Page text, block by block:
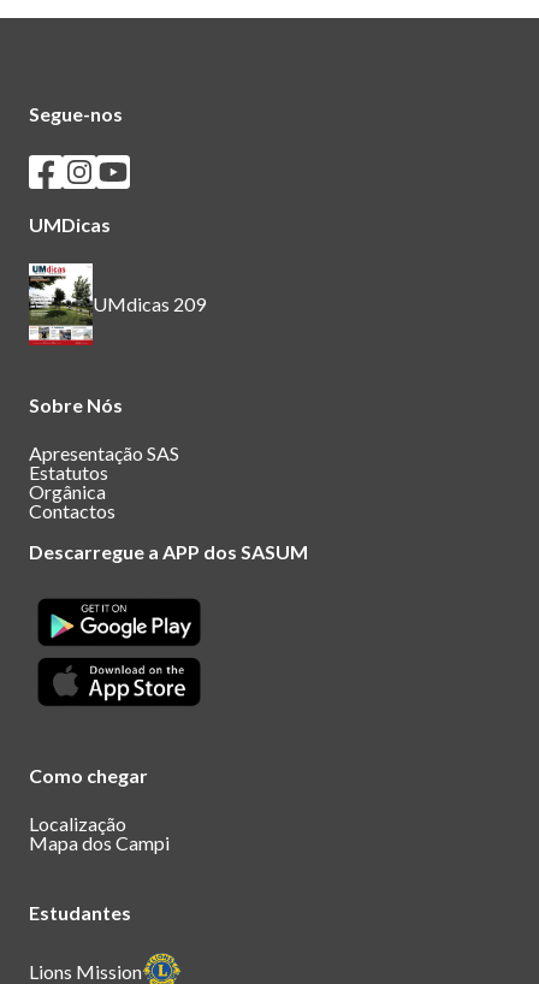
Segue-nos
Seguir os SASUM no Facebook
Seguir os SASUM no Instagram
Seguir os SASUM no Youtube
UMDicas
UMdicas 209
Sobre Nós
Apresentação SAS
Estatutos
Orgânica
Contactos
Descarregue a APP dos SASUM
Como chegar
Localização
Mapa dos Campi
Estudantes
Lions Mission